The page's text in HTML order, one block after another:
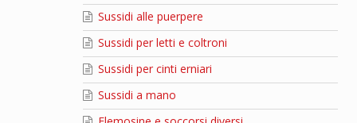
Sussidi alle puerpere
Sussidi per letti e coltroni
Sussidi per cinti erniari
Sussidi a mano